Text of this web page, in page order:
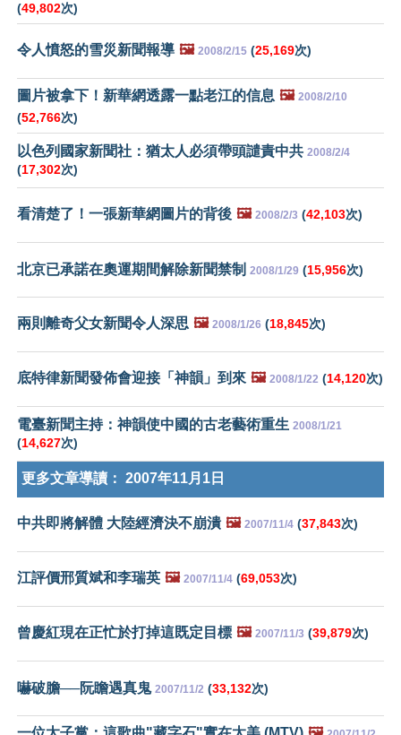
(49,802次)
令人憤怒的雪災新聞報導 🖼️ 2008/2/15 (25,169次)
圖片被拿下！新華網透露一點老江的信息 🖼️ 2008/2/10
(52,766次)
以色列國家新聞社：猶太人必須帶頭譴責中共 2008/2/4
(17,302次)
看清楚了！一張新華網圖片的背後 🖼️ 2008/2/3 (42,103次)
北京已承諾在奧運期間解除新聞禁制 2008/1/29 (15,956次)
兩則離奇父女新聞令人深思 🖼️ 2008/1/26 (18,845次)
底特律新聞發佈會迎接「神韻」到來 🖼️ 2008/1/22 (14,120次)
電臺新聞主持：神韻使中國的古老藝術重生 2008/1/21
(14,627次)
更多文章導讀： 2007年11月1日
中共即將解體 大陸經濟決不崩潰 🖼️ 2007/11/4 (37,843次)
江評價邢質斌和李瑞英 🖼️ 2007/11/4 (69,053次)
曾慶紅現在正忙於打掉這既定目標 🖼️ 2007/11/3 (39,879次)
嚇破膽──阮瞻遇真鬼 2007/11/2 (33,132次)